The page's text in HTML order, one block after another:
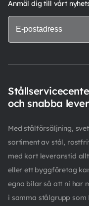
Anmäl dig till vårt
och snabba
Med stålförsäljning,
sortiment av stål,
med kort leveranstid
eller ett byggföretag
egna bilar så att ni har
i samma stålgrupp som